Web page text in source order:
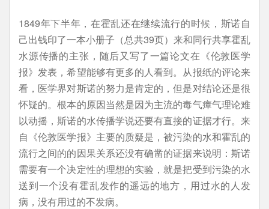
1849年下半年，在霍乱还在继续流行的时候，斯诺自
己出钱印了一本小册子（总共39页）来和同行共享霍乱
水源传播的主张，随后又写了一篇论文在《伦敦医学
报》发表，希望能够有更多的人看到。从报纸的评论来
看，医学界对斯诺的努力是肯定的，但是对结论还是很
怀疑的。根本的原因当然是因为主流的毒气瘴气理论难
以动摇，斯诺的水传播学说还要有直接的证据才行。来
自《伦敦医学报》主要的质疑是，被污染的水和霍乱的
流行之间的的因果关系还没有确凿的证据来说明：斯诺
需要有一个决定性的理想的实验，就是把受到污染的水
送到一个没有霍乱发作的遥远的地方，用过水的人发
病，没有用过的不发病。